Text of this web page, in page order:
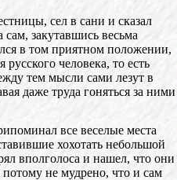
сел в сани и сказал
закутавшись весьма
в том приятном положении,
человека, то есть
тем мысли сами лезут в
даже труда гоняться за ними
все веселые места
хохотать небольшой
вполголоса и нашел, что они
не мудрено, что и сам